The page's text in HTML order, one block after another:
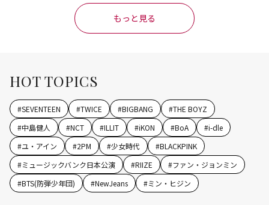
もっと見る
HOT TOPICS
#SEVENTEEN #TWICE #BIGBANG #THE BOYZ
#中島健人 #NCT #ILLIT #iKON #BoA #i-dle
#ユ・アイン #2PM #少女時代 #BLACKPINK
#ミュージックバンク日本公演 #RIIZE #ファン・ジョンミン
#BTS(防弾少年団) #NewJeans #ミン・ヒジン